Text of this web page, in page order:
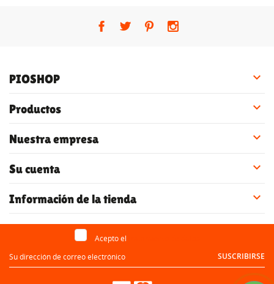
PIOSHOP 
Productos 
Nuestra empresa 
Su cuenta 
Información de la tienda 
Acepto el
SUSCRIBIRSE